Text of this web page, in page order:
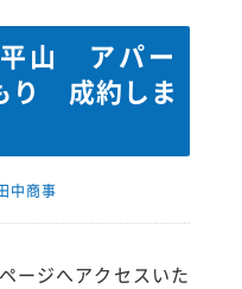
山 アパー
り 成約しま
中商事
ージへアクセスいた